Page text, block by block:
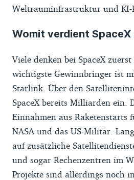
Weltrauminfrastruktur und KI-
Womit verdient SpaceX
Viele denken bei SpaceX
wichtigste Gewinnbringer ist
Starlink. Über den
SpaceX bereits Milliarden ein.
Einnahmen aus Raketenstarts
NASA und das US-Militär.
auf zusätzliche
und sogar Rechenzentren im
Projekte sind allerdings noch